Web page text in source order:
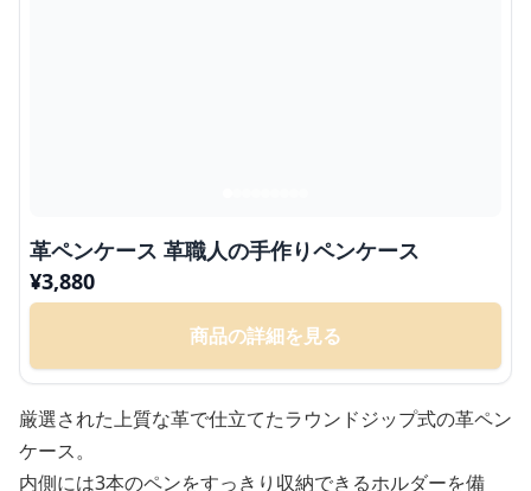
革ペンケース 革職人の手作りペンケース
¥3,880
商品の詳細を見る
厳選された上質な革で仕立てたラウンドジップ式の革ペン
ケース。
内側には3本のペンをすっきり収納できるホルダーを備